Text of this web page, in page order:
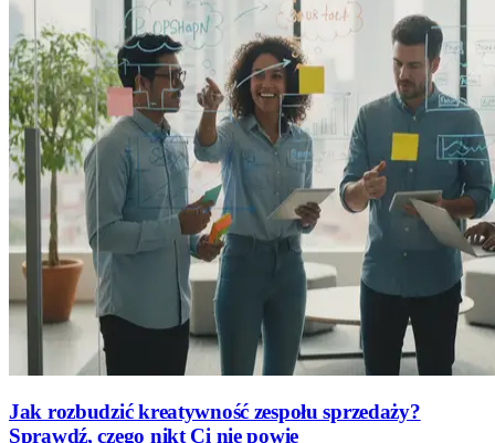
Jak rozbudzić kreatywność zespołu sprzedaży?
Sprawdź, czego nikt Ci nie powie